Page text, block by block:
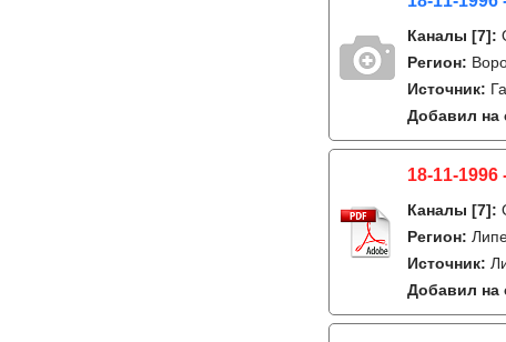
Каналы [7]:
Регион:
Источник:
Добавил на
18-11-1996
Каналы [7]:
Регион:
Источник:
Добавил на